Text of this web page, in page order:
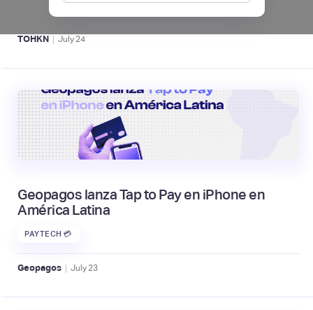
ACTIVOS DIGITALES 👾
TOHKN | July 24
Geopagos lanza Tap to Pay en iPhone en
América Latina
PAYTECH 💳
Geopagos | July 23